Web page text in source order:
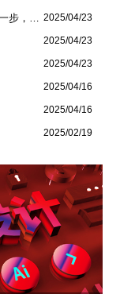
还在为品牌Logo发愁吗？精挑 Logo 设计风格这一步，轻松铸就独属于你的品牌魅力 2025/04/23
2025/04/23
2025/04/23
2025/04/16
2025/04/16
2025/02/19